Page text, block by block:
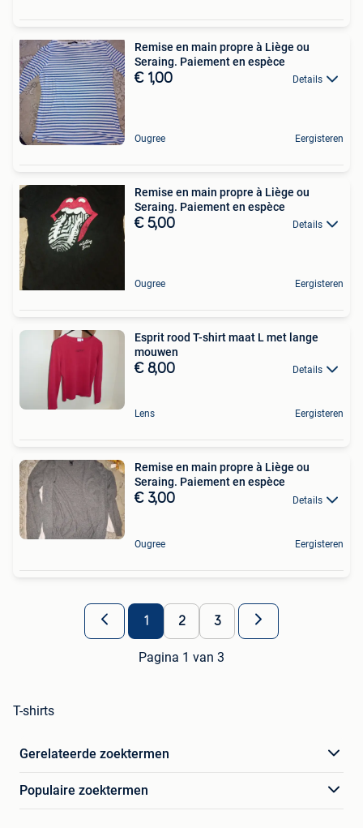
Remise en main propre à Liège ou
Seraing. Paiement en espèce
€ 1,00 Details
Ougree Eergisteren
Remise en main propre à Liège ou
Seraing. Paiement en espèce
€ 5,00 Details
Ougree Eergisteren
Esprit rood T-shirt maat L met lange
mouwen
€ 8,00 Details
Lens Eergisteren
Remise en main propre à Liège ou
Seraing. Paiement en espèce
€ 3,00 Details
Ougree Eergisteren
1 2 3
Pagina 1 van 3
T-shirts
Gerelateerde zoektermen
Populaire zoektermen